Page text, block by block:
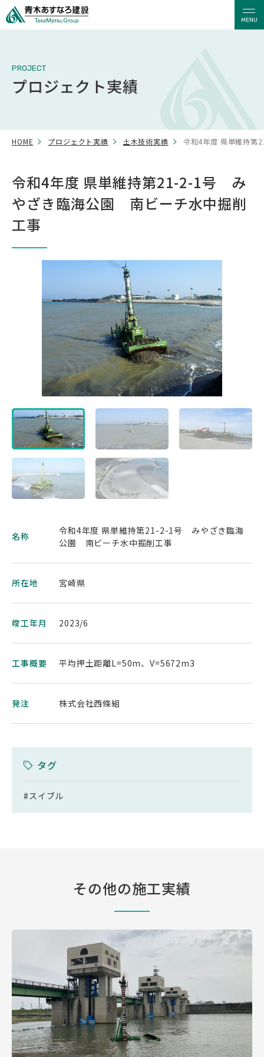
MENU
PROJECT
プロジェクト実績
HOME プロジェクト実績 土木技術実績 令和4年度 県単維持
令和4年度 県単維持第21-2-1号 み
やざき臨海公園 南ビーチ水中掘削
工事
名称
令和4年度 県単維持第21-2-1号 みやざき臨海
公園 南ビーチ水中掘削工事
所在地 宮崎県
竣工年月 2023/6
工事概要 平均押土距離L=50m、V=5672m3
発注 株式会社西條組
タグ
#スイブル
その他の施工実績